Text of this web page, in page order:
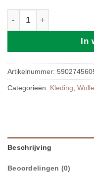
Zaffiro Wollen
In
Artikelnummer:
Categorieën: Kleding,
Beschrijving
Beoordelingen (0)